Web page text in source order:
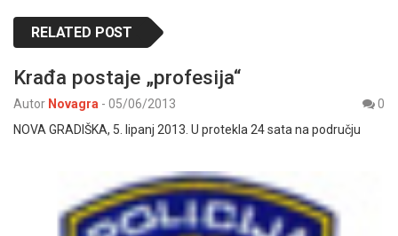
RELATED POST
Krađa postaje „profesija“
Autor Novagra - 05/06/2013
0
NOVA GRADIŠKA, 5. lipanj 2013. U protekla 24 sata na području